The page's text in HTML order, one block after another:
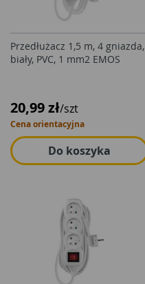
Przedłużacz 1,5 m, 4 gniazda,
biały, PVC, 1 mm2 EMOS
20,99 zł/szt
Cena orientacyjna
Do koszyka